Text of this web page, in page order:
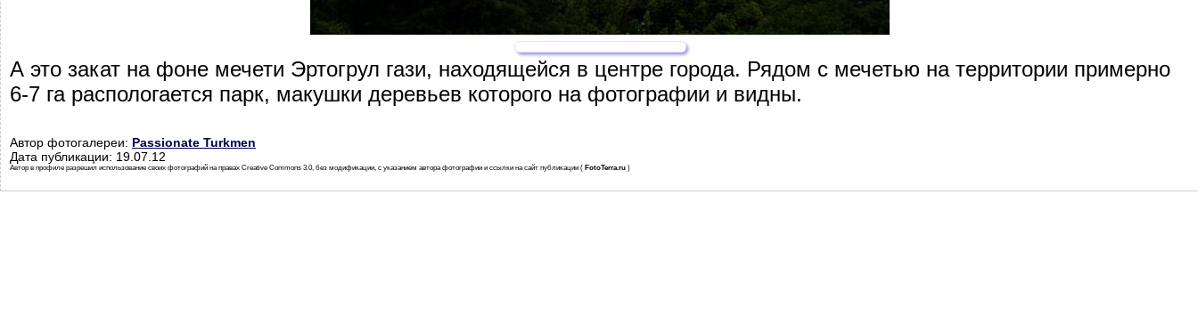
А это закат на фоне мечети Эртогрул гази, находящейся в центре города. Рядом с мечетью на территории примерно
6-7 га распологается парк, макушки деревьев которого на фотографии и видны.
Автор фотогалереи: Passionate Turkmen
Дата публикации: 19.07.12
Автор в профиле разрешил использование своих фотографий на правах Creative Commons 3.0, без модификации, с указанием автора фотографии и ссылки на сайт публикации ( FotoTerra.ru )